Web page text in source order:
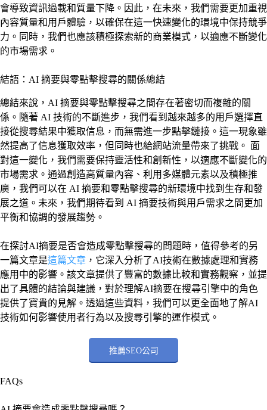
會導致資訊過載和質量下降。因此，在未來，我們需要更加重視
內容質量和用戶體驗，以確保在這一快速變化的環境中保持競爭
力。同時，我們也應該積極探索新的商業模式，以適應不斷變化
的市場需求。
結語：AI 摘要與零點擊搜尋的關係總結
總結來說，AI 摘要與零點擊搜尋之間存在著密切而複雜的關
係。隨著 AI 技術的不斷進步，我們看到越來越多的用戶選擇直
接從搜尋結果中獲取信息，而無需進一步點擊鏈接。這一現象雖
然提高了信息獲取效率，但同時也給網站流量帶來了挑戰。 面
對這一變化，我們需要保持靈活性和創新性，以適應不斷變化的
市場需求。通過創造高質量內容、利用多媒體元素以及積極推
廣，我們可以在 AI 摘要和零點擊搜尋的新環境中找到生存和發
展之道。未來，我們期待看到 AI 摘要技術與用戶需求之間更加
平衡和協調的發展趨勢。
在探討AI摘要是否會造成零點擊搜尋的問題時，值得參考的另
一篇文章是這篇文章 ，它深入分析了AI技術在數據處理和實務
應用中的影響。該文章提供了豐富的數據比較和實務觀察，並提
出了具體的結論與建議，對於理解AI摘要在搜尋引擎中的角色
提供了寶貴的見解。透過這些資料，我們可以更全面地了解AI
技術如何影響使用者行為以及搜尋引擎的運作模式。
推薦SEO公司
FAQs